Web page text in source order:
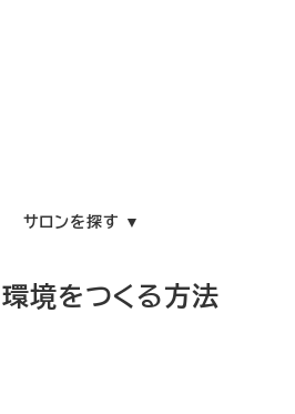
サロンを探す ▼
境をつくる方法